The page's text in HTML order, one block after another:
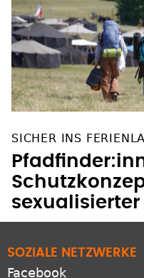
SICHER INS
SOZIALE NETZWERKE
Facebook